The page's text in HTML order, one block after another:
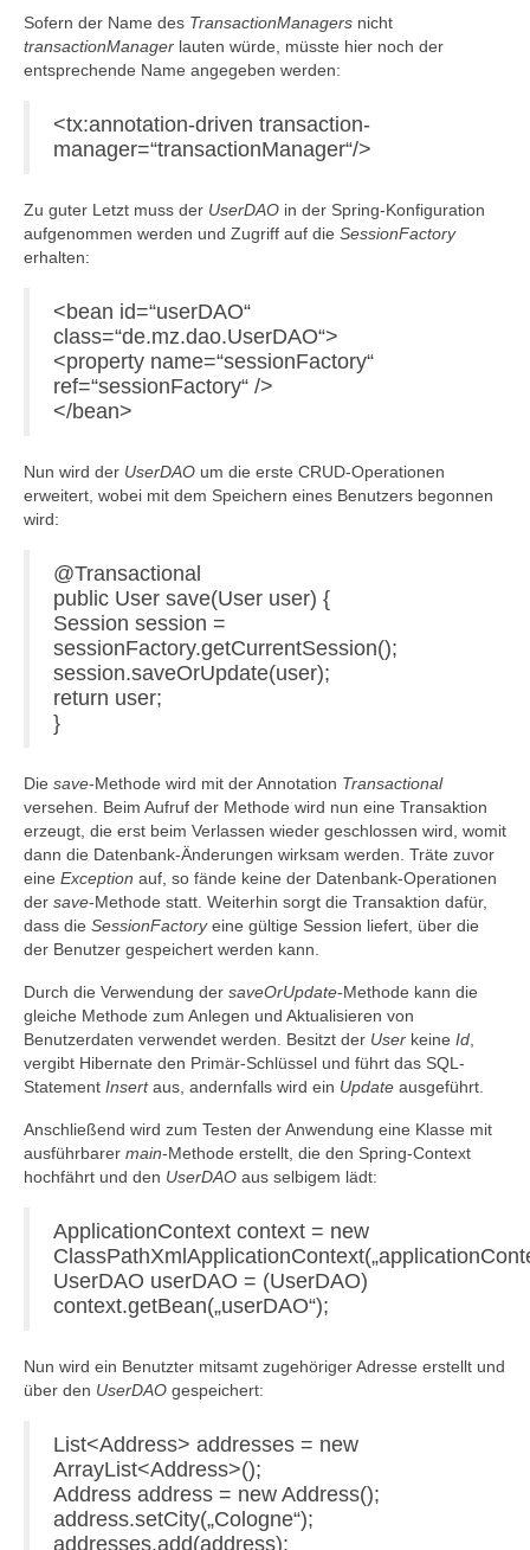
Sofern der Name des TransactionManagers nicht
transactionManager lauten würde, müsste hier noch der
entsprechende Name angegeben werden:
<tx:annotation-driven transaction-
manager=“transactionManager“/>
Zu guter Letzt muss der UserDAO in der Spring-Konfiguration
aufgenommen werden und Zugriff auf die SessionFactory
erhalten:
<bean id=“userDAO“
class=“de.mz.dao.UserDAO“>
<property name=“sessionFactory“
ref=“sessionFactory“ />
</bean>
Nun wird der UserDAO um die erste CRUD-Operationen
erweitert, wobei mit dem Speichern eines Benutzers begonnen
wird:
@Transactional
public User save(User user) {
Session session =
sessionFactory.getCurrentSession();
session.saveOrUpdate(user);
return user;
}
Die save-Methode wird mit der Annotation Transactional
versehen. Beim Aufruf der Methode wird nun eine Transaktion
erzeugt, die erst beim Verlassen wieder geschlossen wird, womit
dann die Datenbank-Änderungen wirksam werden. Träte zuvor
eine Exception auf, so fände keine der Datenbank-Operationen
der save-Methode statt. Weiterhin sorgt die Transaktion dafür,
dass die SessionFactoryeine gültige Session liefert, über die
der Benutzer gespeichert werden kann.
Durch die Verwendung der saveOrUpdate-Methode kann die
gleiche Methode zum Anlegen und Aktualisieren von
Benutzerdaten verwendet werden. Besitzt der User keine Id
vergibt Hibernate den Primär-Schlüssel und führt das SQL-
Statement Insertaus, andernfalls wird ein Update ausgeführt.
Anschließend wird zum Testen der Anwendung eine Klasse mit
ausführbarer main-Methode erstellt, die den Spring-Context
hochfährt und den UserDAO aus selbigem lädt:
ApplicationContext context = new
UserDAO userDAO = (UserDAO)
context.getBean(„userDAO“);
Nun wird ein Benutzter mitsamt zugehöriger Adresse erstellt und
über den UserDAO gespeichert:
List<Address> addresses = new
ArrayList<Address>();
Address address = new Address();
address.setCity(„Cologne“);
addresses.add(address);